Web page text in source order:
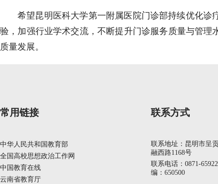
希望昆明医科大学第一附属医院门诊部持续优化
验，加强行业学术交流，不断提升门诊服务质量与管
质量发展。
常用链接
中华人民共和国教育部
全国高校思想政治工作网
中国教育在线
云南省教育厅
联系方式
联系地址：昆明市呈
融西路1168号
联系电话：0871-
编：650500